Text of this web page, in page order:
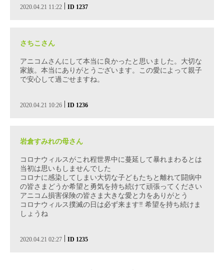
2020.04.21 11:22 | ID 1237
さちこさん
アニコムさんにして本当に良かったと思いました。大切な
家族。本当にありがとうございます。この愛によって親子
で安心して過ごせますね。
2020.04.21 10:26 | ID 1236
岩倉すみれの母さん
コロナウィルスがこれ程世界中に蔓延して暴れまわるとは
当初は思いもしませんでした
コロナに感染してしまい大切な子どもたちと離れて闘病中
の皆さまどうか希望と勇気を持ち続けて頑張ってください
アニコム損害保険の皆さま大きな愛と力をありがとう
コロナウィルス撲滅の日は必ず来ます‼️ 希望を持ち続けま
しょうね
2020.04.21 02:27 | ID 1235